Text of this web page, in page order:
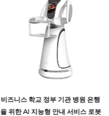
비즈니스 학교 정부 기관 병원 은행
을 위한 AI 지능형 안내 서비스 로봇